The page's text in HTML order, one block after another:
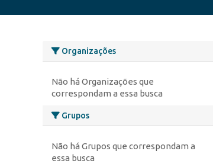
Organizações
Não há Organizações que
correspondam a essa busca
Grupos
Não há Grupos que correspondam a
essa busca